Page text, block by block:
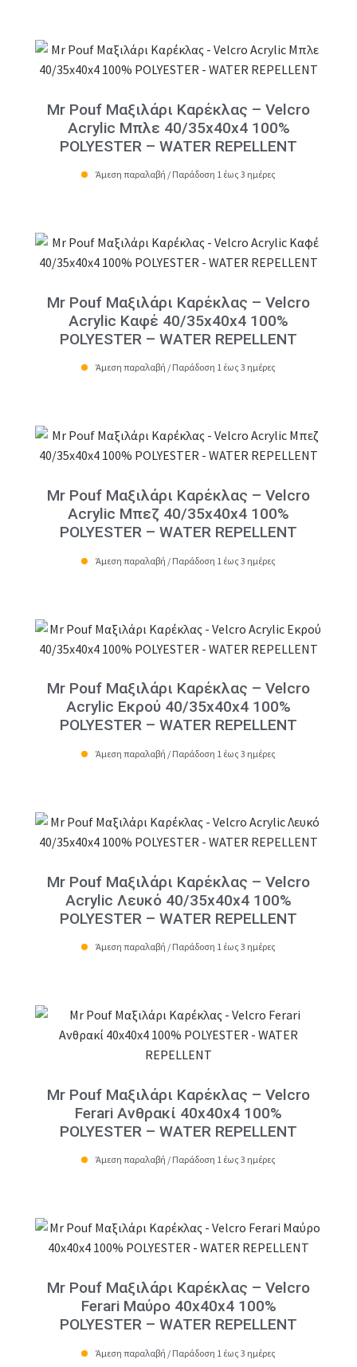
Mr Pouf Μαξιλάρι Καρέκλας – Velcro
Acrylic Μπλε 40/35x40x4 100%
POLYESTER – WATER REPELLENT
Άμεση παραλαβή / Παράδοση 1 έως 3 ημέρες
Mr Pouf Μαξιλάρι Καρέκλας – Velcro
Acrylic Καφέ 40/35x40x4 100%
POLYESTER – WATER REPELLENT
Άμεση παραλαβή / Παράδοση 1 έως 3 ημέρες
Mr Pouf Μαξιλάρι Καρέκλας – Velcro
Acrylic Μπεζ 40/35x40x4 100%
POLYESTER – WATER REPELLENT
Άμεση παραλαβή / Παράδοση 1 έως 3 ημέρες
Mr Pouf Μαξιλάρι Καρέκλας – Velcro
Acrylic Εκρού 40/35x40x4 100%
POLYESTER – WATER REPELLENT
Άμεση παραλαβή / Παράδοση 1 έως 3 ημέρες
Mr Pouf Μαξιλάρι Καρέκλας – Velcro
Acrylic Λευκό 40/35x40x4 100%
POLYESTER – WATER REPELLENT
Άμεση παραλαβή / Παράδοση 1 έως 3 ημέρες
Mr Pouf Μαξιλάρι Καρέκλας – Velcro
Ferari Ανθρακί 40x40x4 100%
POLYESTER – WATER REPELLENT
Άμεση παραλαβή / Παράδοση 1 έως 3 ημέρες
Mr Pouf Μαξιλάρι Καρέκλας – Velcro
Ferari Μαύρο 40x40x4 100%
POLYESTER – WATER REPELLENT
Άμεση παραλαβή / Παράδοση 1 έως 3 ημέρες